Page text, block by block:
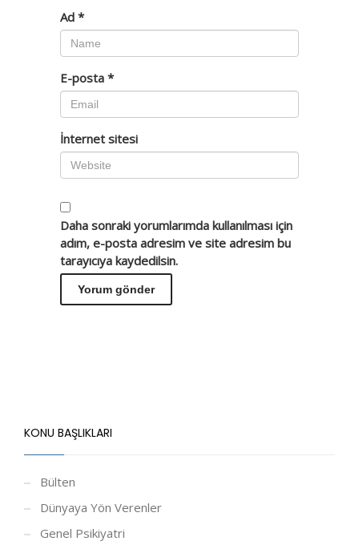
Ad *
E-posta *
İnternet sitesi
Daha sonraki yorumlarımda kullanılması için
adım, e-posta adresim ve site adresim bu
tarayıcıya kaydedilsin.
KONU BAŞLIKLARI
Bülten
Dünyaya Yön Verenler
Genel Psikiyatri